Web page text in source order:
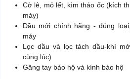
Cờ lê, mỏ lết, kìm tháo ốc (kích
máy)
Dầu mới chính hãng - đúng
máy
Lọc dầu và lọc tách dầu-khí
cùng lúc)
Găng tay bảo hộ và kính bảo hộ